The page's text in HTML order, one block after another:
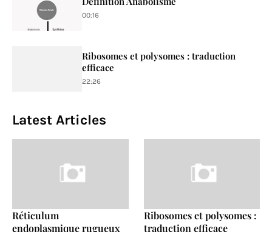
00:16
Ribosomes et polysomes : traduction
efficace
22:26
Latest Articles
Réticulum
endoplasmique rugueux
Ribosomes et polysomes :
traduction efficace